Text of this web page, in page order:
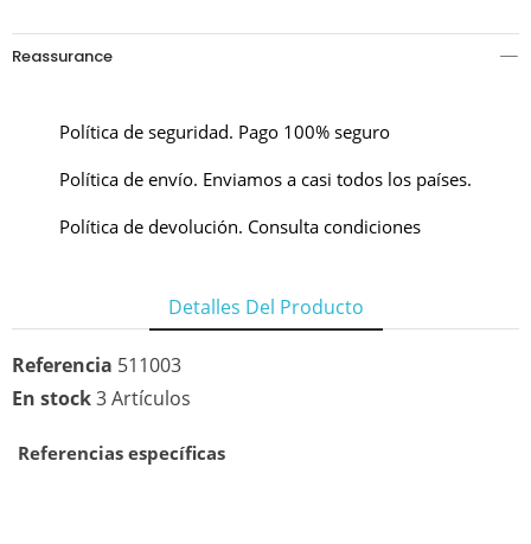
Reassurance
Política de seguridad. Pago 100% seguro
Política de envío. Enviamos a casi todos los países.
Política de devolución. Consulta condiciones
Detalles Del Producto
Referencia 511003
En stock3 Artículos
Referencias específicas